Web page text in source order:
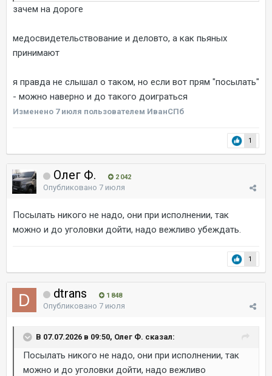
зачем на дороге
медосвидетельствование и деловто, а как пьяных
принимают
я правда не слышал о таком, но если вот прям "посылать"
- можно наверно и до такого доиграться
Изменено 7 июля пользователем ИванСПб
1
Олег Ф. 2 042
Опубликовано 7 июля
Посылать никого не надо, они при исполнении, так
можно и до уголовки дойти, надо вежливо убеждать.
1
dtrans 1 848
Опубликовано 7 июля
В 07.07.2026 в 09:50, Олег Ф. сказал:
Посылать никого не надо, они при исполнении, так
можно и до уголовки дойти, надо вежливо